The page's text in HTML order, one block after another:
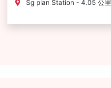
Sg plan Station - 4.05 公里